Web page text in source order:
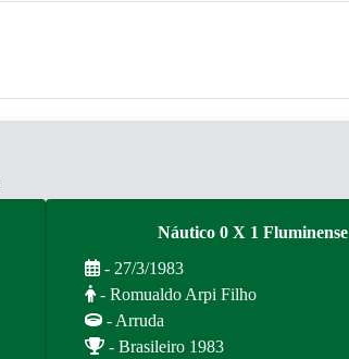
Náutico 0 X 1 Fluminense
- 27/3/1983
- Romualdo Arpi Filho
- Arruda
- Brasileiro 1983